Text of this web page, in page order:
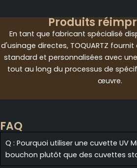
Produits
En tant que fabricant spécialisé
d'usinage directes, TOQUARTZ
standard et personnalisées avec
tout au long du processus de
œuvre.
FAQ
Q : Pourquoi utiliser une cuvette UV
bouchon plutôt que des cuvettes